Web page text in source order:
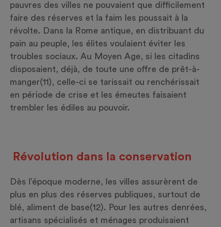
pauvres des villes ne pouvaient que difficilement
faire des réserves et la faim les poussait à la
révolte. Dans la Rome antique, en distribuant du
pain au peuple, les élites voulaient éviter les
troubles sociaux. Au Moyen Age, si les citadins
disposaient, déjà, de toute une offre de prêt-à-
manger(11), celle-ci se tarissait ou renchérissait
en période de crise et les émeutes faisaient
trembler les édiles au pouvoir.
Révolution dans la conservation
Dès l’époque moderne, les villes assurèrent de
plus en plus des réserves publiques, surtout de
blé, aliment de base(12). Pour les autres denrées,
artisans spécialisés et ménages produisaient